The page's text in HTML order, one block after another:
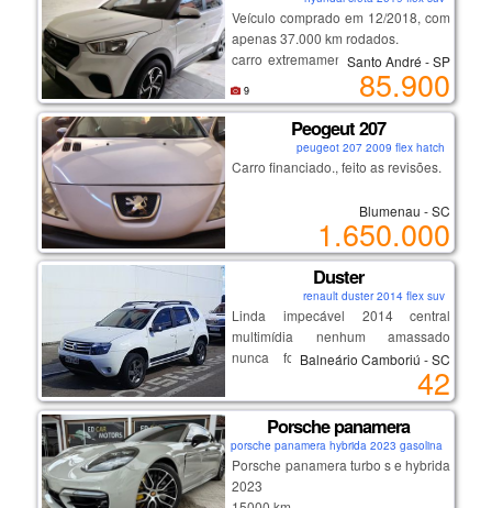
vidros elétricos
travas elétricas
espelhos elétricos
💡 destaques:
motor 1.6 forte e econômico
ótima dirigibilidade
carro impecável, sem detalhes
Veículo comprado em 12/2018, com
apenas 37.000 km rodados.
carro extremamente bem cuidado e
100% original ,sem retoques de
pintura.
* 80% da quilometragem em estrada
tendo um baixo desgaste.
* rodagem macia, silenciosa e sem
* estepe nunca utilizado
* manual + chave reserva
* multimídia com apple carplay e
android auto sem fio com camera de
um carro diferenciado , para
pessoas exigentes.
Santo André - SP
85.900
9
Peogeut 207
peugeot 207 2009 flex hatch
Carro financiado., feito as revisões.
Blumenau - SC
1.650.000
Duster
renault duster 2014 flex suv
Linda impecável 2014 central
multimídia nenhum amassado
nunca foi batida lacrada nada
Balneário Camboriú - SC
42
Porsche panamera
porsche panamera hybrida 2023 gasolina coupe
Porsche panamera turbo s e hybrida
2023